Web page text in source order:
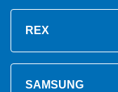
REX
SAMSUNG